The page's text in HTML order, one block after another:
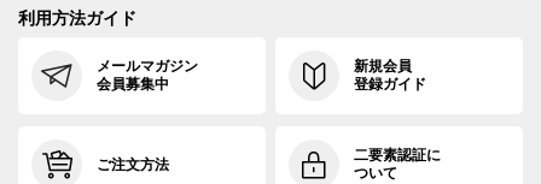
利用方法ガイド
メールマガジン
会員募集中
新規会員
登録ガイド
ご注文方法
二要素認証に
ついて